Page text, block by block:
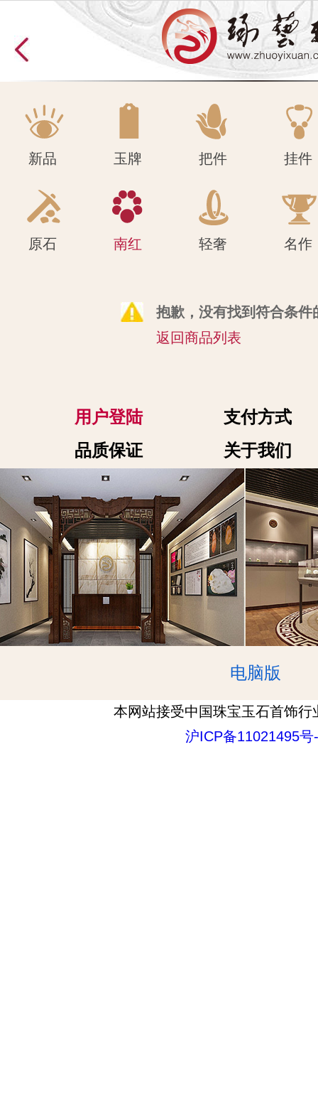
原石 南红 轻奢 名作
新品 玉牌 把件 挂件
原石 南红 轻奢 名作
抱歉，没有找到符合条件
返回商品列表
用户登陆
支付方式
品质保证
关于我们
电脑版
本网站接受中国珠宝玉石首饰行
沪ICP备11021495号